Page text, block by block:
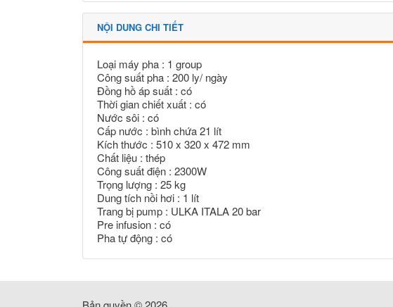
NỘI DUNG CHI TIẾT
Loại máy pha : 1 group
Công suất pha : 200 ly/ ngày
Đồng hồ áp suất : có
Thời gian chiết xuất : có
Nước sôi : có
Cấp nước : bình chứa 21 lít
Kích thước : 510 x 320 x 472 mm
Chất liệu : thép
Công suất điện : 2300W
Trọng lượng : 25 kg
Dung tích nồi hơi : 1 lít
Trang bị pump : ULKA ITALA 20 bar
Pre infusion : có
Pha tự động : có